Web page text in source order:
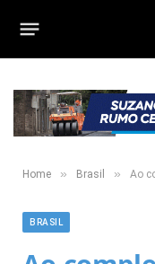
Home » Brasil » Ao
BRASIL